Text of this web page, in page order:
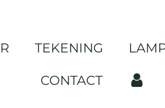
TEKENING
CONTACT